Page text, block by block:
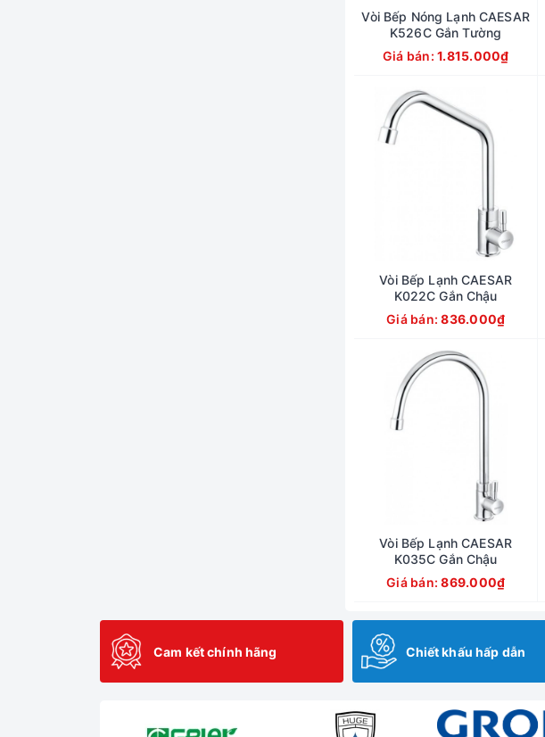
Vòi Bếp Nóng Lạnh CAESAR
K526C Gắn Tường
Giá bán: 1.815.000₫
Vòi Bếp Lạnh CAESAR
K022C Gắn Chậu
Giá bán:836.000₫
Vòi Bếp Lạnh CAESAR
K035C Gắn Chậu
Giá bán:869.000₫
Cam kết chính hãng Chiết khấu hấp dẫn